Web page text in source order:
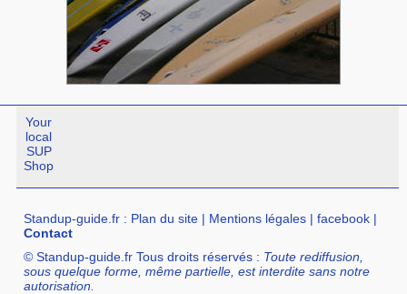
Your
local
SUP
Shop
Standup-guide.fr : Plan du site | Mentions légales |facebook |
Contact
© Standup-guide.fr Tous droits réservés : Toute rediffusion,
sous quelque forme, même partielle, est interdite sans notre
autorisation.